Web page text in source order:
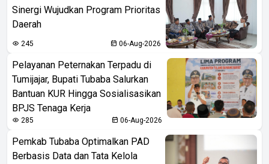
Sinergi Wujudkan Program Prioritas
Daerah
245 06-Aug-2026
Pelayanan Peternakan Terpadu di
Tumijajar, Bupati Tubaba Salurkan
Bantuan KUR Hingga Sosialisasikan
BPJS Tenaga Kerja
285 06-Aug-2026
Pemkab Tubaba Optimalkan PAD
Berbasis Data dan Tata Kelola